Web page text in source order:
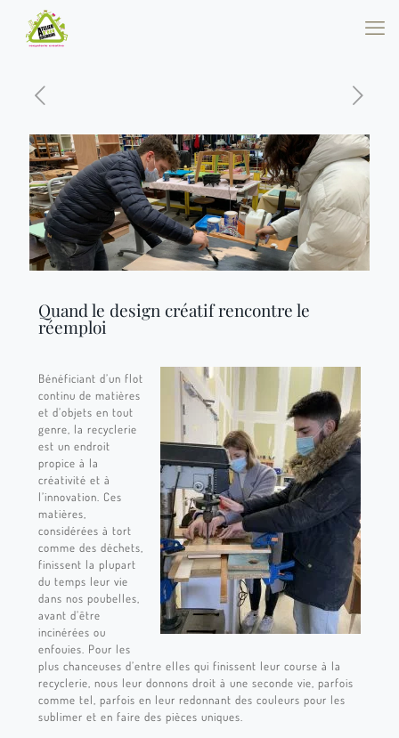
Quand le design créatif rencontre le
réemploi
Bénéficiant d’un flot
continu de matières
et d’objets en tout
genre, la recyclerie
est un endroit
propice à la
créativité et à
l’innovation. Ces
matières,
considérées à tort
comme des déchets,
finissent la plupart
du temps leur vie
dans nos poubelles,
avant d’être
incinérées ou
enfouies. Pour les
plus chanceuses d’entre elles qui finissent leur course à la
recyclerie, nous leur donnons droit à une seconde vie, parfois
comme tel, parfois en leur redonnant des couleurs pour les
sublimer et en faire des pièces uniques.